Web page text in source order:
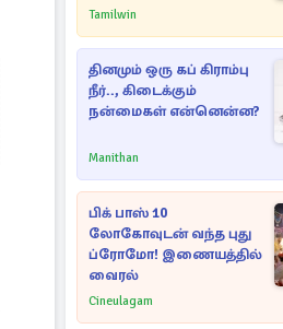
Tamilwin
தினமும் ஒரு கப் கிராம்பு
நீர்.., கிடைக்கும்
நன்மைகள் என்னென்ன?
Manithan
பிக் பாஸ் 10
லோகோவுடன் வந்த புது
ப்ரோமோ! இணையத்தில்
வைரல்
Cineulagam